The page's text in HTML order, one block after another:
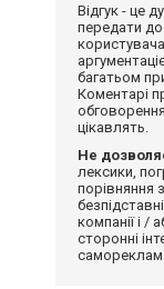
Відгук - це
передати
багатьом
Коментарі
цікавлять.
Не
лексики,
порівняння
компанії і /
сторонні